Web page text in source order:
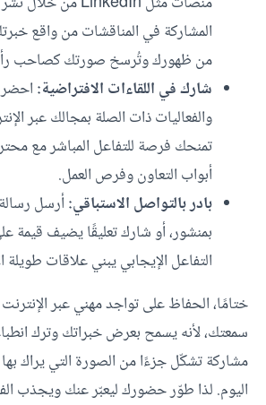
المشاركة في المناقشات من واقع
من ظهورك وتُرسخ صورتك كصاحب
شارك في اللقاءات الافتراضية:
والفعاليات ذات الصلة بمجالك عبر
تمنحك فرصة للتفاعل المباشر مع
أبواب التعاون وفرص العمل.
بادر بالتواصل الاستباقي: أرسل
بمنشور، أو شارك تعليقًا يضيف قيمة
التفاعل الإيجابي يبني علاقات طويلة
ختامًا، الحفاظ على تواجد مهني عبر الإنترنت
سمعتك، لأنه يسمح بعرض خبراتك وترك
مشاركة تشكّل جزءًا من الصورة التي يراك
اليوم. لذا طوّر حضورك ليعبّر عنك ويجذب